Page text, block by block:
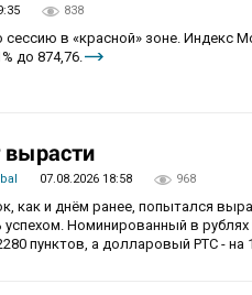
838
в «красной» зоне. Индекс
до 874,76.
07.08.2026 18:58 968
как и днём ранее, попытался
Номинированный в
пунктов, а долларовый РТС - на